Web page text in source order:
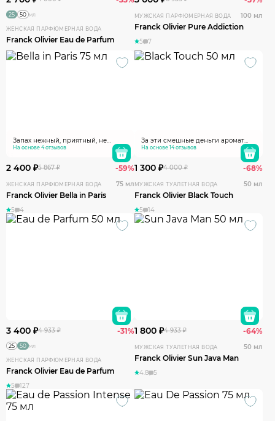
25 50 мл
ЖЕНСКАЯ ПАРФЮМЕРНАЯ ВОДА
Franck Olivier Eau de Parfum
МУЖСКАЯ ПАРФЮМЕРНАЯ ВОДА 100 мл
Franck Olivier Pure Addiction
5 7
Запах нежный, приятный, не
навязчи вый, сразу чувствуется
нотка магнолии. Похожи на духи
90 -х годов "Магнолия". Запах мой ,
поэтому мне очень понравились.
Но если бы я просто прочитала
состав компонентов я бы их не
взяла, потому что я бы не
запах. Рекомендую женственным
женщинам. Подчёркивают
нежность. Один не достаток, не
На основе 4 отзывов
2 400 ₽5 867 ₽ -59%
ЖЕНСКАЯ ПАРФЮМЕРНАЯ ВОДА 75 мл
Franck Olivier Bella in Paris
5 4
За эти смешные деньги аромат
просто супер . На зиму , на вечер -
ценовом сегменте
На основе 14 отзывов
1 300 ₽4 000 ₽ -68%
МУЖСКАЯ ТУАЛЕТНАЯ ВОДА 50 мл
Franck Olivier Black Touch
5 14
3 400 ₽4 933 ₽ -31%
25 50 мл
ЖЕНСКАЯ ПАРФЮМЕРНАЯ ВОДА
Franck Olivier Eau de Parfum
5 127
1 800 ₽4 933 ₽ -64%
МУЖСКАЯ ТУАЛЕТНАЯ ВОДА 50 мл
Franck Olivier Sun Java Man
4.8 5